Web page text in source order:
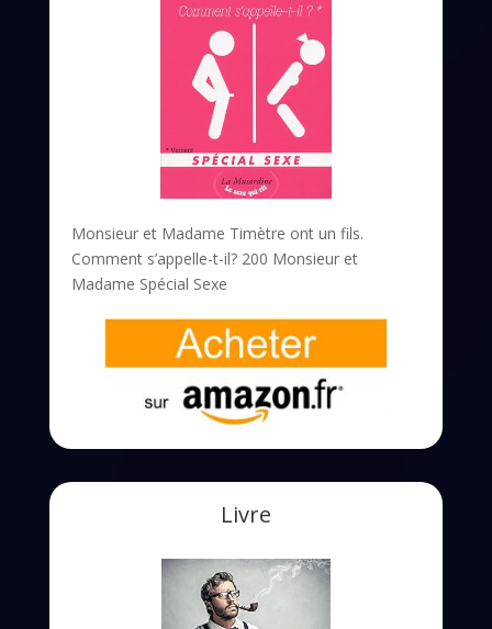
Monsieur et Madame Timètre ont un fils.
Comment s’appelle-t-il? 200 Monsieur et
Madame Spécial Sexe
Livre